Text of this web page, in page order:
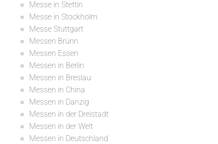
Messe in Stettin
Messe in Stockholm
Messe Stuttgart
Messen Brünn
Messen Essen
Messen in Berlin
Messen in Breslau
Messen in China
Messen in Danzig
Messen in der Dreistadt
Messen in der Welt
Messen in Deutschland